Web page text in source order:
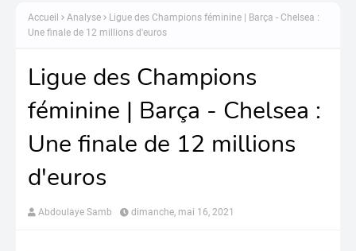
Accueil Analyse
Ligue des Champions féminine | Barça - Chelsea :
Une finale de 12 millions d'euros
Ligue des Champions
féminine | Barça - Chelsea :
Une finale de 12 millions
d'euros
Abdoulaye Samb dimanche, mai 16, 2021